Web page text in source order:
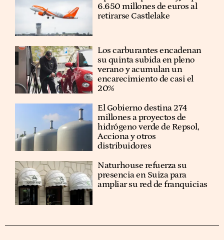
6.650 millones de euros al
retirarse Castlelake
Los carburantes encadenan
su quinta subida en pleno
verano y acumulan un
encarecimiento de casi el
20%
El Gobierno destina 274
millones a proyectos de
hidrógeno verde de Repsol,
Acciona y otros
distribuidores
Naturhouse refuerza su
presencia en Suiza para
ampliar su red de franquicias